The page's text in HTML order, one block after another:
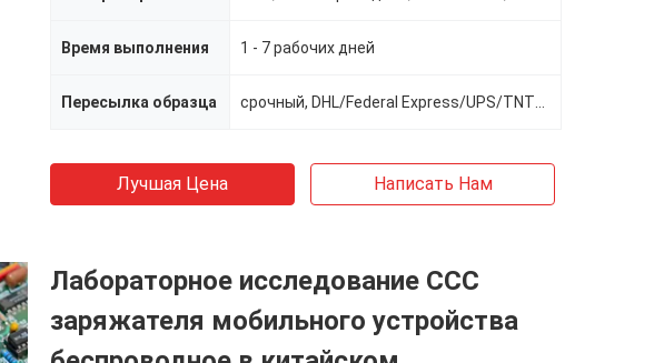
Время выполнения 1 - 7 рабочих дней
Пересылка образца
Лучшая Цена Написать Нам
Лабораторное исследование CCC
заряжателя мобильного устройства